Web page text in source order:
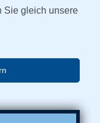
Sie gleich unsere